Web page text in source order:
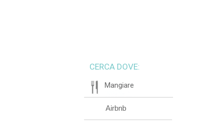
CERCA DOVE:
Mangiare
Airbnb